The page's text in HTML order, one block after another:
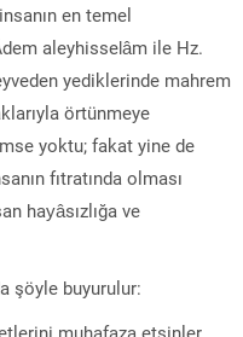
en temel
aleyhisselâm ile Hz.
yediklerinde mahrem
örtünmeye
yoktu; fakat yine de
fıtratında olması
hayâsızlığa ve
şöyle buyurulur:
muhafaza etsinler.